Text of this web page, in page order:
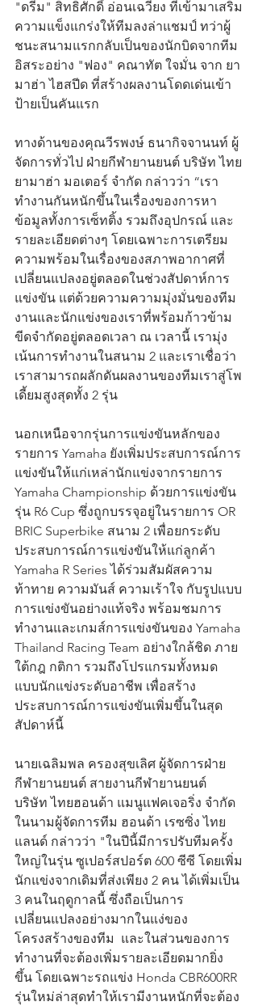
"ดรีม" สิทธิศักดิ์ อ่อนเฉวียง ที่เข้ามาเสริม
ความแข็งแกร่งให้ทีมลงล่าแชมป์ ทว่าผู้
ชนะสนามแรกกลับเป็นของนักบิดจากทีม
อิสระอย่าง "ฟอง" คณาทัต ใจมั่น จาก ยา
มาฮ่า ไฮสปีด ที่สร้างผลงานโดดเด่นเข้า
ป้ายเป็นคันแรก
ทางด้านของคุณวีรพงษ์ ธนากิจจานนท์ ผู้
จัดการทั่วไป ฝ่ายกีฬายานยนต์ บริษัท ไทย
ยามาฮ่า มอเตอร์ จำกัด กล่าวว่า “เรา
ทำงานกันหนักขึ้นในเรื่องของการหา
ข้อมูลทั้งการเซ็ทติ้ง รวมถึงอุปกรณ์ และ
รายละเอียดต่างๆ โดยเฉพาะการเตรียม
ความพร้อมในเรื่องของสภาพอากาศที่
เปลี่ยนแปลงอยู่ตลอดในช่วงสัปดาห์การ
แข่งขัน แต่ด้วยความความมุ่งมั่นของทีม
งานและนักแข่งของเราที่พร้อมก้าวข้าม
ขีดจำกัดอยู่ตลอดเวลา ณ เวลานี้ เรามุ่ง
เน้นการทำงานในสนาม 2 และเราเชื่อว่า
เราสามารถผลักดันผลงานของทีมเราสู่โพ
เดี้ยมสูงสุดทั้ง 2 รุ่น
นอกเหนือจากรุ่นการแข่งขันหลักของ
รายการ Yamaha ยังเพิ่มประสบการณ์การ
แข่งขันให้แก่เหล่านักแข่งจากรายการ
Yamaha Championship ด้วยการแข่งขัน
รุ่น R6 Cup ซึ่งถูกบรรจุอยู่ในรายการ OR
BRIC Superbike สนาม 2 เพื่อยกระดับ
ประสบการณ์การแข่งขันให้แก่ลูกค้า
Yamaha R Series ได้ร่วมสัมผัสความ
ท้าทาย ความมันส์ ความเร้าใจ กับรูปแบบ
การแข่งขันอย่างแท้จริง พร้อมชมการ
ทำงานและเกมส์การแข่งขันของ Yamaha
Thailand Racing Team อย่างใกล้ชิด ภาย
ใต้กฎ กติกา รวมถึงโปรแกรมทั้งหมด
แบบนักแข่งระดับอาชีพ เพื่อสร้าง
ประสบการณ์การแข่งขันเพิ่มขึ้นในสุด
สัปดาห์นี้
นายเฉลิมพล ครองสุขเลิศ ผู้จัดการฝ่าย
กีฬายานยนต์ สายงานกีฬายานยนต์
บริษัท ไทยฮอนด้า แมนูแฟคเจอริ่ง จำกัด
ในนามผู้จัดการทีม ฮอนด้า เรซซิ่ง ไทย
แลนด์ กล่าวว่า "ในปีนี้มีการปรับทีมครั้ง
ใหญ่ในรุ่น ซูเปอร์สปอร์ต 600 ซีซี โดยเพิ่ม
นักแข่งจากเดิมที่ส่งเพียง 2 คน ได้เพิ่มเป็น
3 คนในฤดูกาลนี้ ซึ่งถือเป็นการ
เปลี่ยนแปลงอย่างมากในแง่ของ
โครงสร้างของทีม  และในส่วนของการ
ทำงานที่จะต้องเพิ่มรายละเอียดมากยิ่ง
ขึ้น โดยเฉพาะรถแข่ง Honda CBR600RR
รุ่นใหม่ล่าสุดทำให้เรามีงานหนักที่จะต้อง